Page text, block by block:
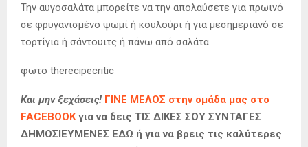
Την αυγοσαλάτα μπορείτε να την απολαύσετε για πρωινό
σε φρυγανισμένο ψωμί ή κουλούρι ή για μεσημεριανό σε
τορτίγια ή σάντουιτς ή πάνω από σαλάτα.
φωτο therecipecritic
Και μην ξεχάσεις! ΓΙΝΕ ΜΕΛΟΣ στην ομάδα μας στο
FACEBOOKγια να δεις ΤΙΣ ΔΙΚΕΣ ΣΟΥ ΣΥΝΤΑΓΕΣ
ΔΗΜΟΣΙΕΥΜΕΝΕΣ ΕΔΩ ή για να βρεις τις καλύτερες